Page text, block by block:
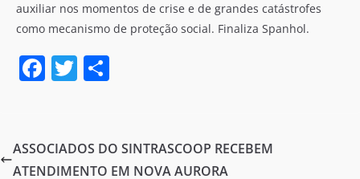
auxiliar nos momentos de crise e de grandes catástrofes
como mecanismo de proteção social. Finaliza Spanhol.
F
e
b
T
er e
ASSOCIADOS DO SINTRASCOOP RECEBEM
ATENDIMENTO EM NOVA AURORA